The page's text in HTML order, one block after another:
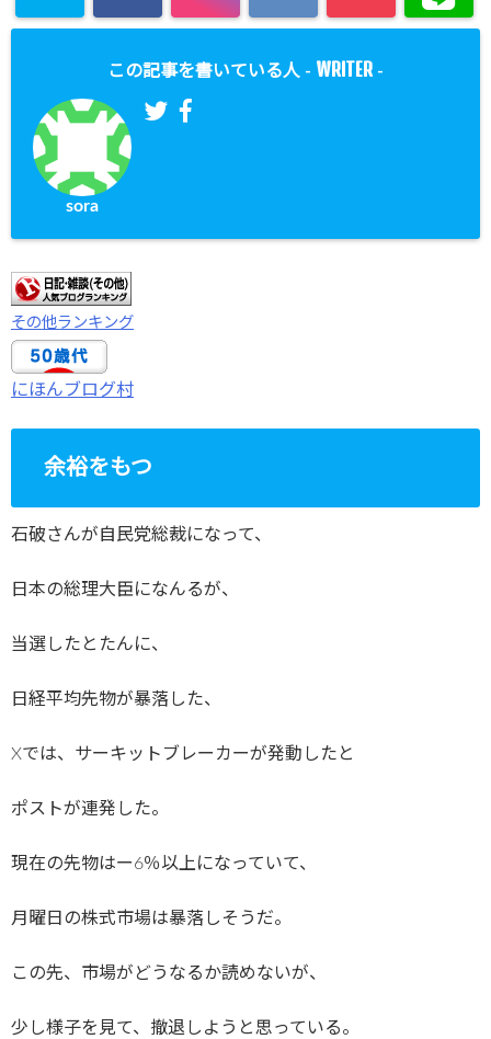
この記事を書いている人 - WRITER -
sora
その他ランキング
にほんブログ村
余裕をもつ
石破さんが自民党総裁になって、
日本の総理大臣になんるが、
当選したとたんに、
日経平均先物が暴落した、
Xでは、サーキットブレーカーが発動したと
ポストが連発した。
現在の先物はー6％以上になっていて、
月曜日の株式市場は暴落しそうだ。
この先、市場がどうなるか読めないが、
少し様子を見て、撤退しようと思っている。